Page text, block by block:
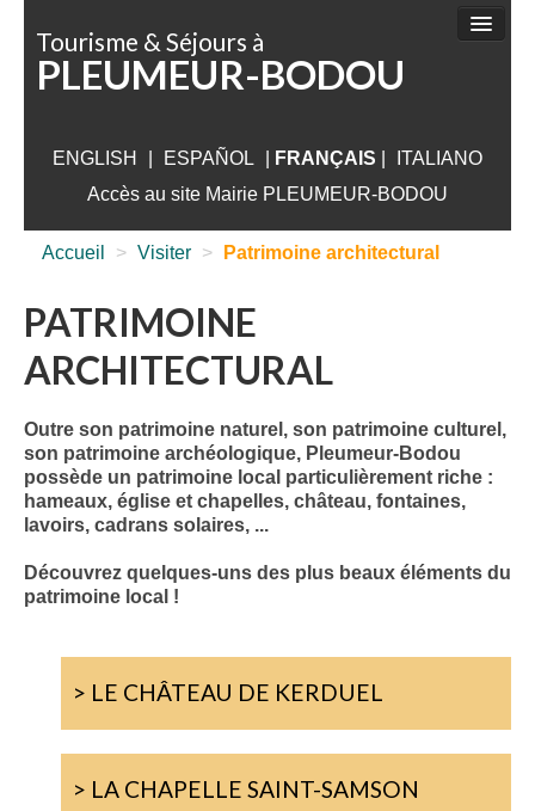
Tourisme & Séjours à
PLEUMEUR-BODOU
ENGLISH ESPAÑOL FRANÇAIS
ITALIANO
Accès au site Mairie PLEUMEUR-BODOU
FAIRE
SÉJOURNER
VISITER
AUX ALENTOURS
Accueil > Visiter > Patrimoine architectural
PATRIMOINE
ARCHITECTURAL
Outre son patrimoine naturel, son patrimoine culturel,
son patrimoine archéologique, Pleumeur-Bodou
possède un patrimoine local particulièrement riche :
hameaux, église et chapelles, château, fontaines,
lavoirs, cadrans solaires, ...
Découvrez quelques-uns des plus beaux éléments du
patrimoine local !
> LE CHÂTEAU DE KERDUEL
> LA CHAPELLE SAINT-SAMSON